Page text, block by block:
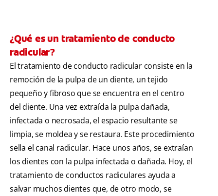
SUSCRÍBETE
¿Qué es un tratamiento de conducto
radicular?
El tratamiento de conducto radicular consiste en la
remoción de la pulpa de un diente, un tejido
pequeño y fibroso que se encuentra en el centro
del diente. Una vez extraída la pulpa dañada,
infectada o necrosada, el espacio resultante se
limpia, se moldea y se restaura. Este procedimiento
sella el canal radicular. Hace unos años, se extraían
los dientes con la pulpa infectada o dañada. Hoy, el
tratamiento de conductos radiculares ayuda a
salvar muchos dientes que, de otro modo, se